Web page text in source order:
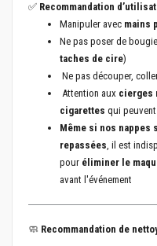
✅ Recommandation
Manipuler avec mains
Ne pas poser de
taches de cire)
Ne pas découper,
Attention aux cierges
cigarettes qui
Même si nos nappes
repassées, il est
pour éliminer le
avant l'événement
🧼 Recommandation de